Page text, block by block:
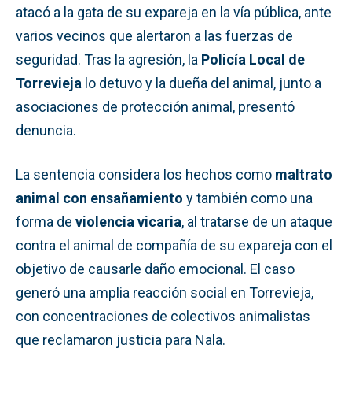
atacó a la gata de su expareja en la vía pública, ante
varios vecinos que alertaron a las fuerzas de
seguridad. Tras la agresión, la Policía Local de
Torrevieja lo detuvo y la dueña del animal, junto a
asociaciones de protección animal, presentó
denuncia.
La sentencia considera los hechos como maltrato
animal con ensañamiento y también como una
forma de violencia vicaria, al tratarse de un ataque
contra el animal de compañía de su expareja con el
objetivo de causarle daño emocional. El caso
generó una amplia reacción social en Torrevieja,
con concentraciones de colectivos animalistas
que reclamaron justicia para Nala.